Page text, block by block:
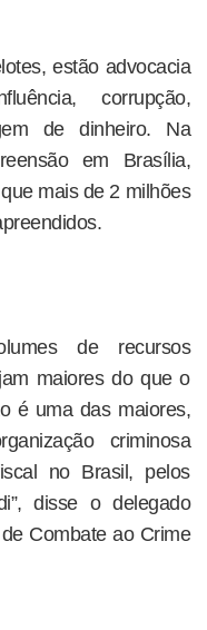
estão advocacia
corrupção,
de dinheiro. Na
em Brasília,
mais de 2 milhões
de recursos
maiores do que o
é uma das maiores,
criminosa
no Brasil, pelos
disse o delegado
Combate ao Crime